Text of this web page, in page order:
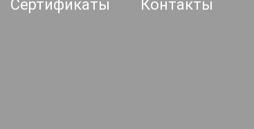
Сертификаты Контакты